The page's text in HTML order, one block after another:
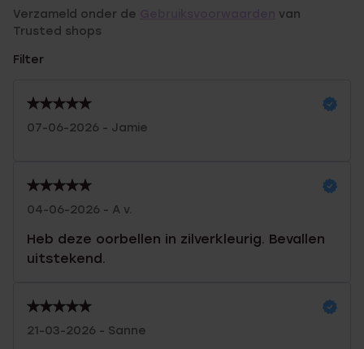
Verzameld onder de
van
Trusted shops
Filter
07-06-2026 - Jamie
04-06-2026 - A v.
Heb deze oorbellen in zilverkleurig. Bevallen
uitstekend.
21-03-2026 - Sanne